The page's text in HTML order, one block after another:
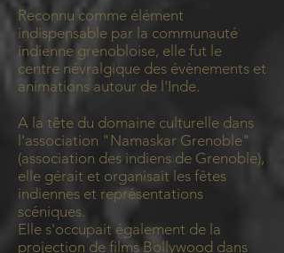
Reconnu comme élément
indispensable par la communauté
indienne grenobloise, elle fut le
centre névralgique des évènements et
animations autour de l'Inde.
A la tête du domaine culturelle dans
l'association "Namaskar Grenoble"
(association des indiens de Grenoble),
elle gérait et organisait les fêtes
indiennes et représentations
scéniques.
Elle s'occupait également de la
projection de films Bollywood dans